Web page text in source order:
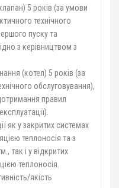
5 років (за умови
технічного
пуску та
з керівництвом з
(котел) 5 років (за
обслуговування),
правил
як у закритих системах
теплоносія та з
так і у відкритих
теплоносія.
якість